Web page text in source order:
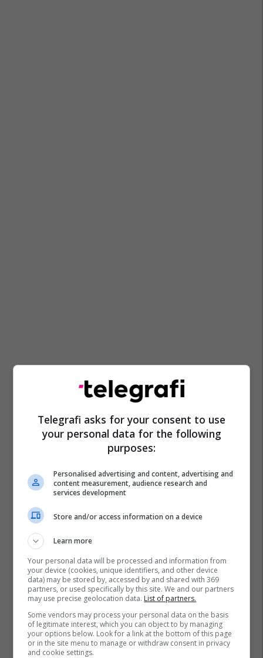
Telegrafi asks for your consent to use
your personal data for the following
purposes:
Personalised advertising and content, advertising and
content measurement, audience research and
services development
Store and/or access information on a device
Learn more
Your personal data will be processed and information from
your device (cookies, unique identifiers, and other device
data) may be stored by, accessed by and shared with 369
partners, or used specifically by this site. We and our partners
may use precise geolocation data. List of partners.
Some vendors may process your personal data on the basis
of legitimate interest, which you can object to by managing
your options below. Look for a link at the bottom of this page
or in the site menu to manage or withdraw consent in privacy
and cookie settings.